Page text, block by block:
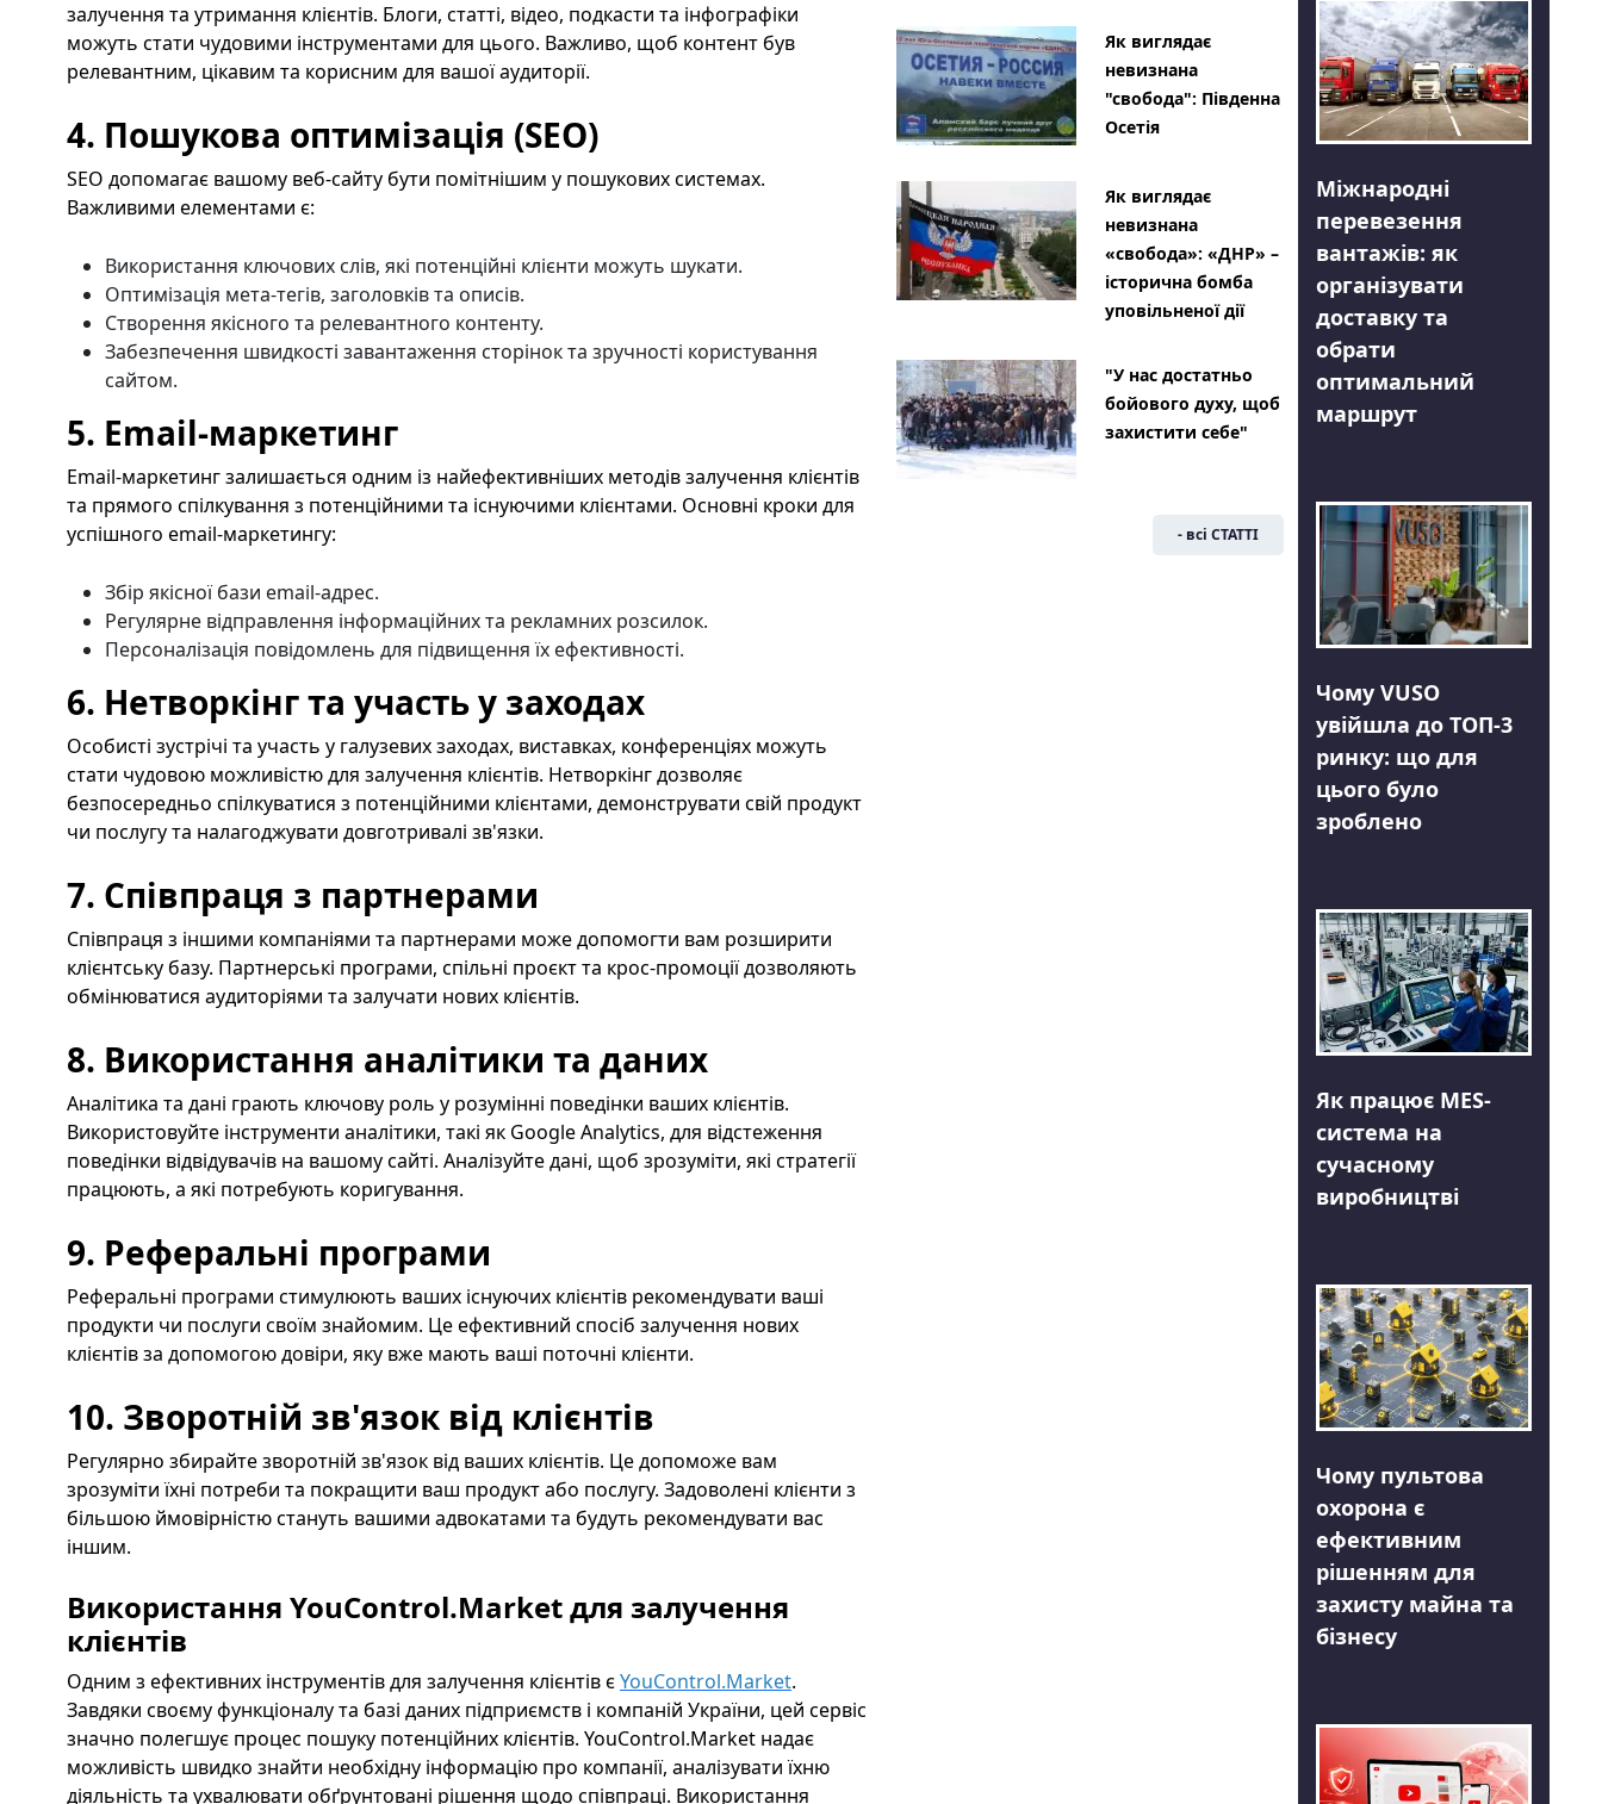
залучення та утримання клієнтів. Блоги, статті, відео, подкасти та інфографіки
можуть стати чудовими інструментами для цього. Важливо, щоб контент був
релевантним, цікавим та корисним для вашої аудиторії.
4. Пошукова оптимізація (SEO)
SEO допомагає вашому веб-сайту бути помітнішим у пошукових системах.
Важливими елементами є:
Використання ключових слів, які потенційні клієнти можуть шукати.
Оптимізація мета-тегів, заголовків та описів.
Створення якісного та релевантного контенту.
Забезпечення швидкості завантаження сторінок та зручності користування
сайтом.
5. Email-маркетинг
Email-маркетинг залишається одним із найефективніших методів залучення клієнтів
та прямого спілкування з потенційними та існуючими клієнтами. Основні кроки для
успішного email-маркетингу:
Збір якісної бази email-адрес.
Регулярне відправлення інформаційних та рекламних розсилок.
Персоналізація повідомлень для підвищення їх ефективності.
6. Нетворкінг та участь у заходах
Особисті зустрічі та участь у галузевих заходах, виставках, конференціях можуть
стати чудовою можливістю для залучення клієнтів. Нетворкінг дозволяє
безпосередньо спілкуватися з потенційними клієнтами, демонструвати свій продукт
чи послугу та налагоджувати довготривалі зв'язки.
7. Співпраця з партнерами
Співпраця з іншими компаніями та партнерами може допомогти вам розширити
клієнтську базу. Партнерські програми, спільні проєкт та крос-промоції дозволяють
обмінюватися аудиторіями та залучати нових клієнтів.
8. Використання аналітики та даних
Аналітика та дані грають ключову роль у розумінні поведінки ваших клієнтів.
Використовуйте інструменти аналітики, такі як Google Analytics, для відстеження
поведінки відвідувачів на вашому сайті. Аналізуйте дані, щоб зрозуміти, які стратегії
працюють, а які потребують коригування.
9. Реферальні програми
Реферальні програми стимулюють ваших існуючих клієнтів рекомендувати ваші
продукти чи послуги своїм знайомим. Це ефективний спосіб залучення нових
клієнтів за допомогою довіри, яку вже мають ваші поточні клієнти.
10. Зворотній зв'язок від клієнтів
Регулярно збирайте зворотній зв'язок від ваших клієнтів. Це допоможе вам
зрозуміти їхні потреби та покращити ваш продукт або послугу. Задоволені клієнти з
більшою ймовірністю стануть вашими адвокатами та будуть рекомендувати вас
іншим.
Використання YouControl.Market для залучення
клієнтів
Одним з ефективних інструментів для залучення клієнтів єYouControl.Market.
Завдяки своєму функціоналу та базі даних підприємств і компаній України, цей сервіс
значно полегшує процес пошуку потенційних клієнтів. YouControl.Market надає
можливість швидко знайти необхідну інформацію про компанії, аналізувати їхню
діяльність та ухвалювати обґрунтовані рішення щодо співпраці. Використання
Як виглядає
невизнана
"свобода": Південна
Осетія
Як виглядає
невизнана
«свобода»: «ДНР» –
історична бомба
уповільненої дії
"У нас достатньо
бойового духу, щоб
захистити себе"
- всі СТАТТІ
Міжнародні
перевезення
вантажів: як
організувати
доставку та
обрати
оптимальний
маршрут
Чому VUSO
увійшла до ТОП-3
ринку: що для
цього було
зроблено
Як працює MES-
система на
сучасному
виробництві
Чому пультова
охорона є
ефективним
рішенням для
захисту майна та
бізнесу